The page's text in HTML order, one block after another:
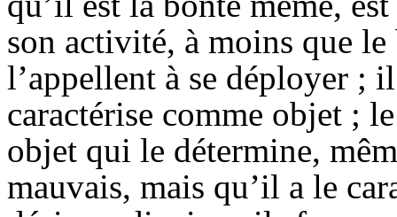
son activité, à moins que
l’appellent à se déployer ;
caractérise comme objet ;
objet qui le détermine,
mauvais, mais qu’il a le